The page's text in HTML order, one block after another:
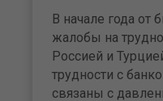
В начале года от
жалобы на
Россией и
трудности с
связаны с